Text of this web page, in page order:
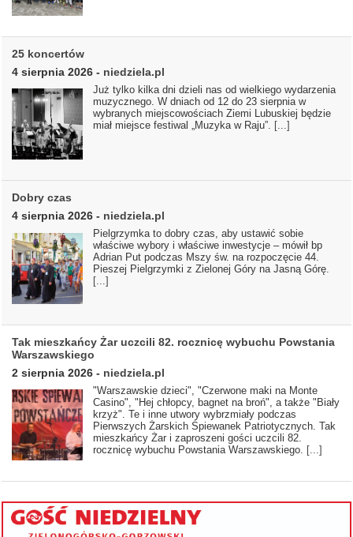
25 koncertów
4 sierpnia 2026 - niedziela.pl
Już tylko kilka dni dzieli nas od wielkiego wydarzenia
muzycznego. W dniach od 12 do 23 sierpnia w
wybranych miejscowościach Ziemi Lubuskiej będzie
miał miejsce festiwal „Muzyka w Raju”.
[...]
Dobry czas
4 sierpnia 2026 - niedziela.pl
Pielgrzymka to dobry czas, aby ustawić sobie
właściwe wybory i właściwe inwestycje – mówił bp
Adrian Put podczas Mszy św. na rozpoczęcie 44.
Pieszej Pielgrzymki z Zielonej Góry na Jasną Górę.
[...]
Tak mieszkańcy Żar uczcili 82. rocznicę wybuchu Powstania
Warszawskiego
2 sierpnia 2026 - niedziela.pl
"Warszawskie dzieci", "Czerwone maki na Monte
Casino", "Hej chłopcy, bagnet na broń", a także "Biały
krzyż". Te i inne utwory wybrzmiały podczas
Pierwszych Żarskich Śpiewanek Patriotycznych. Tak
mieszkańcy Żar i zaproszeni gości uczcili 82.
rocznicę wybuchu Powstania Warszawskiego.
[...]